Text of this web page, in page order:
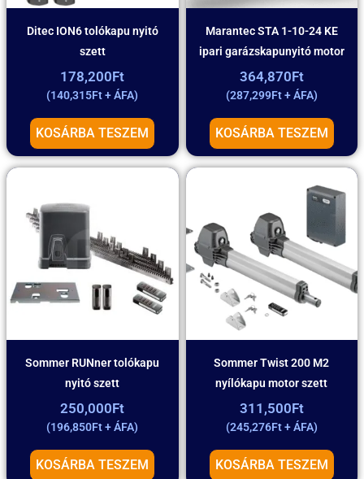
Ditec ION6 tolókapu nyitó
szett
178,200Ft
(140,315Ft+ ÁFA)
KOSÁRBA TESZEM
Marantec STA 1-10-24 KE
ipari garázskapunyitó motor
364,870Ft
(287,299Ft+ ÁFA)
KOSÁRBA TESZEM
Sommer RUNner tolókapu
nyitó szett
250,000Ft
(196,850Ft+ ÁFA)
KOSÁRBA TESZEM
Sommer Twist 200 M2
nyílókapu motor szett
311,500Ft
(245,276Ft+ ÁFA)
KOSÁRBA TESZEM